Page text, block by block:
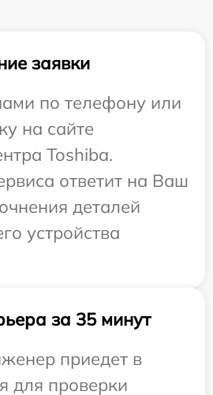
заявки
по телефону или
на сайте
Toshiba.
ответит на Ваш
деталей
устройства
за 35 минут
приедет в
для проверки